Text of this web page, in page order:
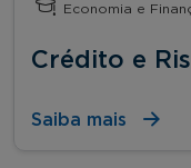
Economia e
Crédito e
Saiba mais